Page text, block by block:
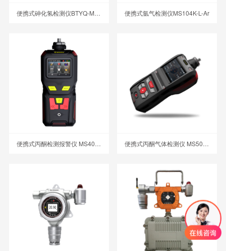
便携式砷化氢检测仪BTYQ-MS104K-L 便携式氩气检测仪MS104K-L-Ar
便携式丙酮检测报警仪 MS400-MDK 便携式丙酮气体检测仪 MS500-MDK